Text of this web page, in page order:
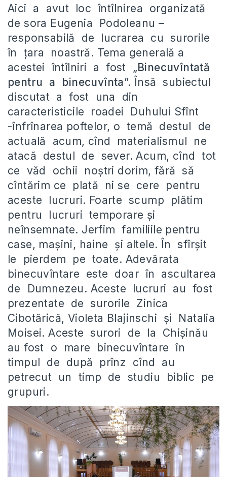
Aici a avut loc întîlnirea organizată
de sora Eugenia Podoleanu –
responsabilă de lucrarea cu surorile
în ţara noastră. Tema generală a
acestei întîlniri a fost „Binecuvîntată
pentru a binecuvînta”. Însă subiectul
discutat a fost una din
caracteristicile roadei Duhului Sfînt
-înfrînarea poftelor, o temă destul de
actuală acum, cînd materialismul ne
atacă destul de sever. Acum, cînd tot
ce văd ochii noştri dorim, fără să
cîntărim ce plată ni se cere pentru
aceste lucruri. Foarte scump plătim
pentru lucruri temporare şi
neînsemnate. Jerfim familiile pentru
case, maşini, haine şi altele. În sfîrşit
le pierdem pe toate. Adevărata
binecuvîntare este doar în ascultarea
de Dumnezeu. Aceste lucruri au fost
prezentate de surorile Zinica
Cibotărică, Violeta Blajinschi şi Natalia
Moisei. Aceste surori de la Chişinău
au fost o mare binecuvîntare în
timpul de după prînz cînd au
petrecut un timp de studiu biblic pe
grupuri.